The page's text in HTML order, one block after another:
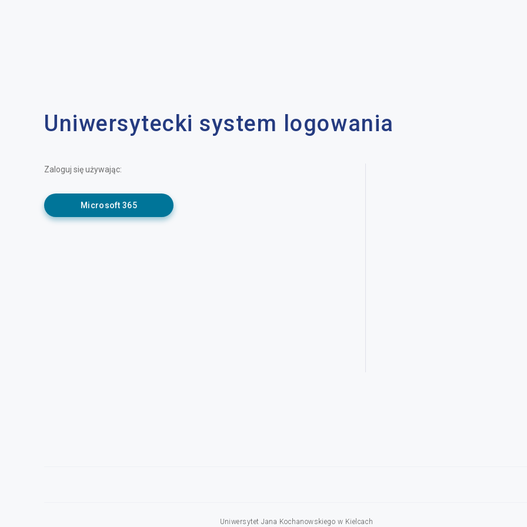
Uniwersytecki system logowania
Zaloguj się używając:
Microsoft 365
Uniwersytet Jana Kochanowskiego w Kielcach